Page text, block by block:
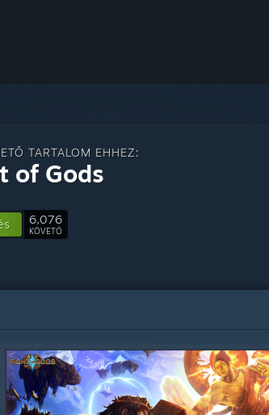
TARTALOM EHHEZ:
of Gods
6,076
KÖVETŐ